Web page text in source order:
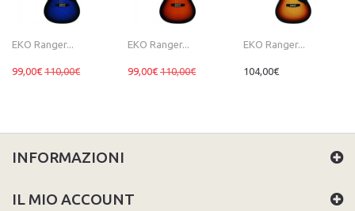
EKO Ranger...
99,00€ 110,00€
EKO Ranger...
99,00€ 110,00€
EKO Ranger...
104,00€
INFORMAZIONI
IL MIO ACCOUNT